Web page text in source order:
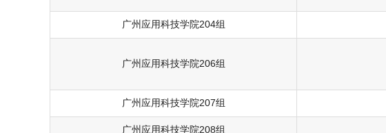
广州应用科技学院204组
广州应用科技学院206组
广州应用科技学院207组
广州应用科技学院208组